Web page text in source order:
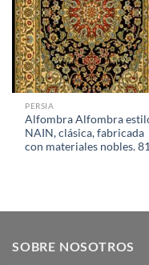
PERSIA
Alfombra Alfombra
NAIN, clásica, fabricada
con materiales nobles.
SOBRE NOSOTROS